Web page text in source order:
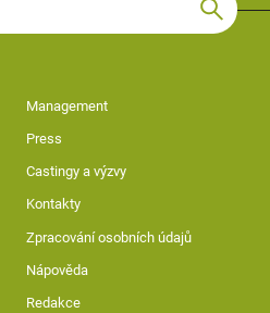
Management
Press
Castingy a výzvy
Kontakty
Zpracování osobních údajů
Nápověda
Redakce